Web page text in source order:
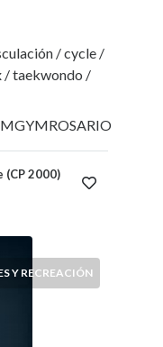
/ cycle /
/ taekwondo /
(CP 2000)
Y RECREACIÓN